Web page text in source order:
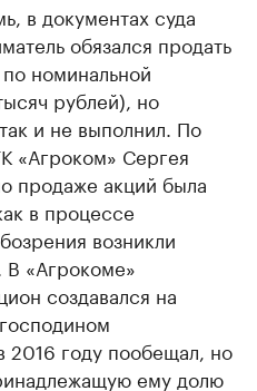
в документах суда
обязался продать
номинальной
рублей), но
и не выполнил. По
«Агроком» Сергея
продаже акций была
в процессе
возникли
«Агрокоме»
создавался на
2016 году пообещал, но
ему долю